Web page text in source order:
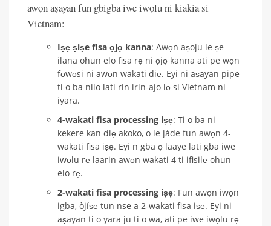
awọn aṣayan fun gbigba iwe iwọlu ni kiakia si
Vietnam:
Iṣẹ ṣiṣe fisa ọjọ kanna: Awọn aṣoju le ṣe
ilana ohun elo fisa rẹ ni ọjọ kanna ati pe wọn
fọwọsi ni awọn wakati diẹ. Eyi ni aṣayan pipe
ti o ba nilo lati rin irin-ajo lọ si Vietnam ni
iyara.
4-wakati fisa processing iṣẹ: Ti o ba ni
kekere kan diẹ akoko, o le jáde fun awọn 4-
wakati fisa iṣẹ. Eyi n gba ọ laaye lati gba iwe
iwọlu rẹ laarin awọn wakati 4 ti ifisilẹ ohun
elo rẹ.
2-wakati fisa processing iṣẹ: Fun awọn iwọn
igba, òjíṣẹ tun nse a 2-wakati fisa iṣẹ. Eyi ni
aṣayan ti o yara ju ti o wa, ati pe iwe iwọlu rẹ